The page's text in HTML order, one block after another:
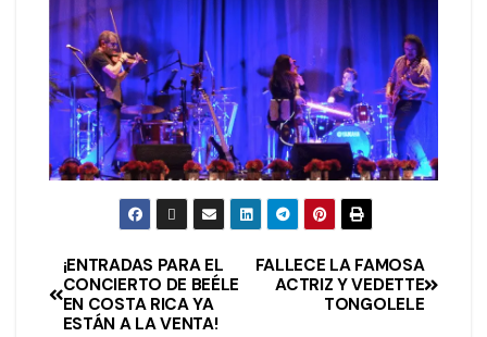
FALLECE LA FAMOSA
ACTRIZ Y VEDETTE
TONGOLELE
¡ENTRADAS PARA EL
CONCIERTO DE BEÉLE
EN COSTA RICA YA
ESTÁN A LA VENTA!